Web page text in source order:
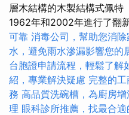
層木結構的木製結構式佩
1962年和2002年進行了翻
可靠 消毒公司，幫助您消
水，避免雨水滲漏影響您的
台胞證申請流程，輕鬆了解
紹，專業解決疑慮 完整的
務 高品質洗碗槽，為廚房
理 眼科診所推薦，找最合